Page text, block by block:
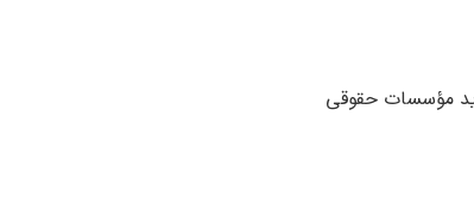
مؤسسات حقوقی